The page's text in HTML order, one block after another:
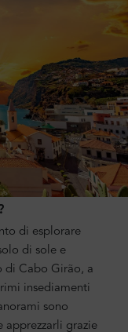
di esplorare
di sole e
di Cabo Girão, a
insediamenti
sono
apprezzarli grazie